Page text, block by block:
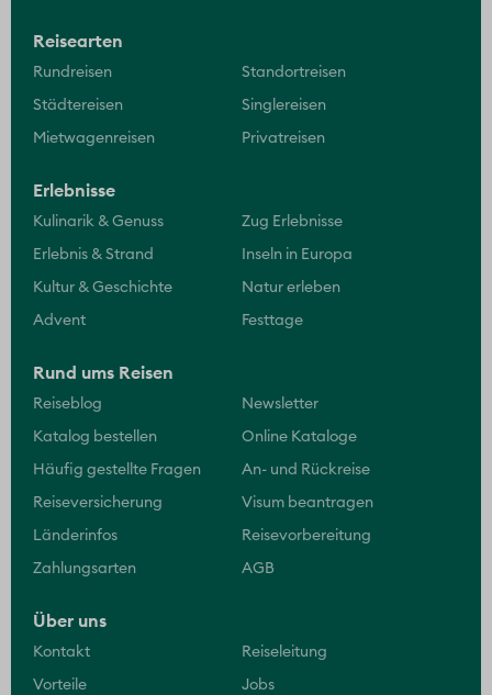
Reisearten
Rundreisen Standortreisen
Städtereisen Singlereisen
Mietwagenreisen Privatreisen
Erlebnisse
Kulinarik & Genuss Zug Erlebnisse
Erlebnis & Strand Inseln in Europa
Kultur & Geschichte Natur erleben
Advent Festtage
Rund ums Reisen
Reiseblog Newsletter
Katalog bestellen Online Kataloge
Häufig gestellte Fragen An- und Rückreise
Reiseversicherung Visum beantragen
Länderinfos Reisevorbereitung
Zahlungsarten AGB
Über uns
Kontakt Reiseleitung
Vorteile Jobs